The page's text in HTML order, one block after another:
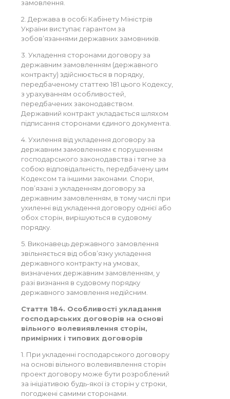
замовлення.
2. Держава в особі Кабінету Міністрів
України виступає гарантом за
зобов’язаннями державних замовників.
3. Укладення сторонами договору за
державним замовленням (державного
контракту) здійснюється в порядку,
передбаченому статтею 181 цього Кодексу,
з урахуванням особливостей,
передбачених законодавством.
Державний контракт укладається шляхом
підписання сторонами єдиного документа.
4. Ухилення від укладення договору за
державним замовленням є порушенням
господарського законодавства і тягне за
собою відповідальність, передбачену цим
Кодексом та іншими законами. Спори,
пов’язані з укладенням договору за
державним замовленням, в тому числі при
ухиленні від укладення договору однієї або
обох сторін, вирішуються в судовому
порядку.
5. Виконавець державного замовлення
звільняється від обов’язку укладення
державного контракту на умовах,
визначених державним замовленням, у
разі визнання в судовому порядку
державного замовлення недійсним.
Стаття 184. Особливості укладання
господарських договорів на основі
вільного волевиявлення сторін,
примірних і типових договорів
1. При укладенні господарського договору
на основі вільного волевиявлення сторін
проект договору може бути розроблений
за ініціативою будь-якої із сторін у строки,
погоджені самими сторонами.